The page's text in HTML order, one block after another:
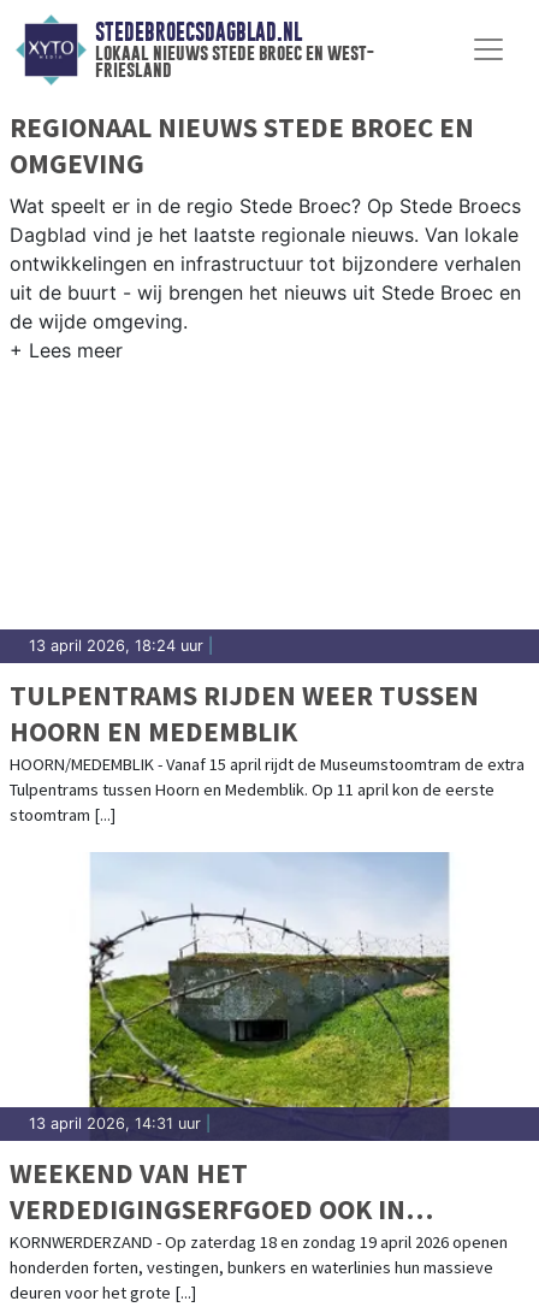
STEDEBROECSDAGBLAD.NL
lokaal nieuws stede broec en west-
friesland
REGIONAAL NIEUWS STEDE BROEC EN
OMGEVING
Wat speelt er in de regio Stede Broec? Op Stede Broecs
Dagblad vind je het laatste regionale nieuws. Van lokale
ontwikkelingen en infrastructuur tot bijzondere verhalen
uit de buurt - wij brengen het nieuws uit Stede Broec en
de wijde omgeving.
13 april 2026, 18:24 uur
TULPENTRAMS RIJDEN WEER TUSSEN
HOORN EN MEDEMBLIK
HOORN/MEDEMBLIK - Vanaf 15 april rijdt de Museumstoomtram de extra
Tulpentrams tussen Hoorn en Medemblik. Op 11 april kon de eerste
stoomtram [...]
13 april 2026, 14:31 uur
WEEKEND VAN HET
VERDEDIGINGSERFGOED OOK IN
KAZEMATTENMUSEUM
KORNWERDERZAND - Op zaterdag 18 en zondag 19 april 2026 openen
honderden forten, vestingen, bunkers en waterlinies hun massieve
deuren voor het grote [...]